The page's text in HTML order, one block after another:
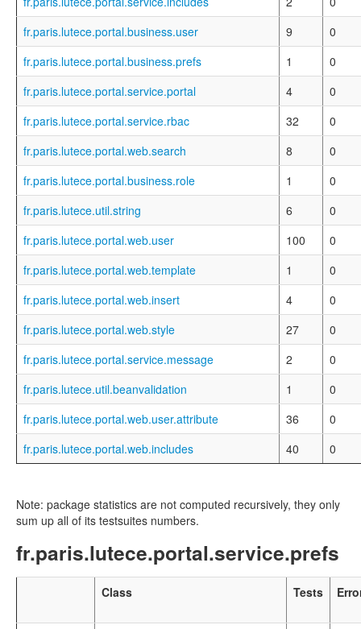
fr.paris.lutece.portal.business.user
9
0
fr.paris.lutece.portal.business.prefs
1
0
fr.paris.lutece.portal.service.portal
4
0
fr.paris.lutece.portal.service.rbac
32
0
fr.paris.lutece.portal.web.search
8
0
fr.paris.lutece.portal.business.role
1
0
fr.paris.lutece.util.string
6
0
fr.paris.lutece.portal.web.user
100
0
fr.paris.lutece.portal.web.template
1
0
fr.paris.lutece.portal.web.insert
4
0
fr.paris.lutece.portal.web.style
27
0
fr.paris.lutece.portal.service.message
2
0
fr.paris.lutece.util.beanvalidation
1
0
fr.paris.lutece.portal.web.user.attribute
36
0
fr.paris.lutece.portal.web.includes
40 0
Note: package statistics are not computed recursively, they only
sum up all of its testsuites numbers.
fr.paris.lutece.portal.service.prefs
Class Tests